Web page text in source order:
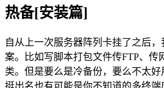
热备[安装篇]
自从上一次服务器阵列卡挂了之后
案。比如写脚本打包文件传FTP、传
类。但是要么是冷备份，要么不太
挺出名也有可能是你不知道的多终端